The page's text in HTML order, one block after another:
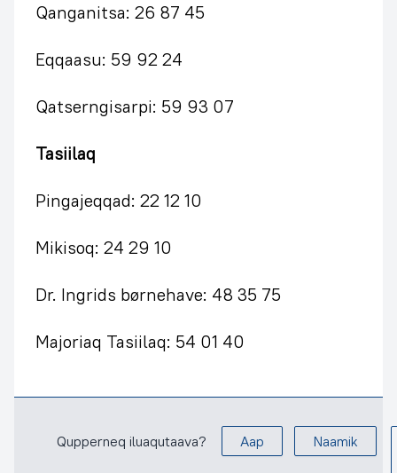
Qanganitsa: 26 87 45
Eqqaasu: 59 92 24
Qatserngisarpi: 59 93 07
Tasiilaq
Pingajeqqad: 22 12 10
Mikisoq: 24 29 10
Dr. Ingrids børnehave: 48 35 75
Majoriaq Tasiilaq: 54 01 40
Qupperneq iluaqutaava? Aap Naamik